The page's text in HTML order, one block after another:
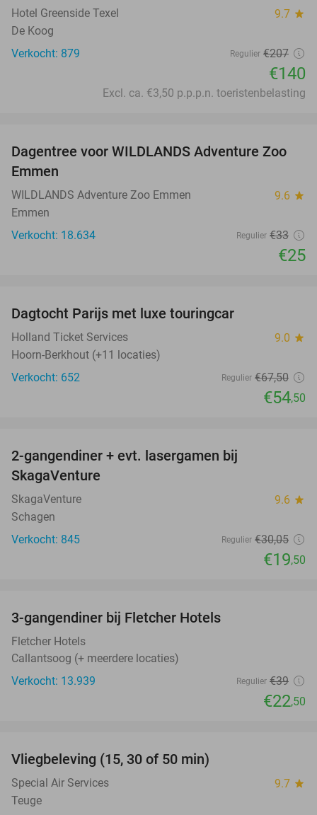
Hotel Greenside Texel 9.7 star
De Koog
Verkocht: 879
Regulier €207
€140
Excl. ca. €3,50 p.p.p.n. toeristenbelasting
24%
Dagentree voor WILDLANDS Adventure Zoo
Emmen
WILDLANDS Adventure Zoo Emmen 9.6 star
Emmen
Verkocht: 18.634
Regulier €33
€25
Dagtocht Parijs met luxe touringcar
Holland Ticket Services 9.0 star
Hoorn-Berkhout (+11 locaties)
Verkocht: 652
Regulier €67,50
€54,50
2-gangendiner + evt. lasergamen bij
SkagaVenture
SkagaVenture 9.6 star
Schagen
Verkocht: 845
Regulier €30,05
€19,50
3-gangendiner bij Fletcher Hotels
Fletcher Hotels
Callantsoog (+ meerdere locaties)
Verkocht: 13.939
Regulier €39
€22,50
Vliegbeleving (15, 30 of 50 min)
Special Air Services 9.7 star
Teuge